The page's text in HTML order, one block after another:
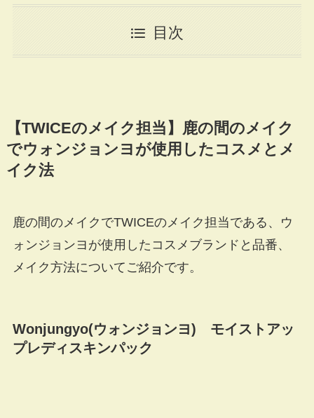
目次
【TWICEのメイク担当】鹿の間のメイク
でウォンジョンヨが使用したコスメとメ
イク法
鹿の間のメイクでTWICEのメイク担当である、ウ
ォンジョンヨが使用したコスメブランドと品番、
メイク方法についてご紹介です。
Wonjungyo(ウォンジョンヨ) モイストアッ
プレディスキンパック